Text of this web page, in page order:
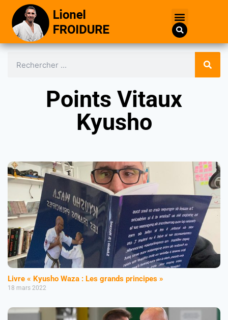
Points Vitaux
Kyusho
Livre « Kyusho Waza : Les grands principes »
18 mars 2022